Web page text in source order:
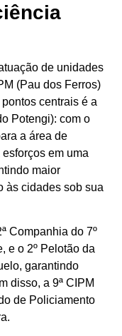
de unidades
(Pau dos Ferros)
centrais é a
Potengi): com o
a área de
em uma
maior
às cidades sob sua
Companhia do 7º
e o 2º Pelotão da
garantindo
disso, a 9ª CIPM
de Policiamento